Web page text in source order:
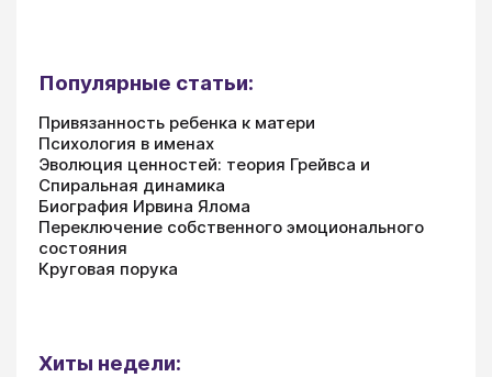
Популярные статьи:
Привязанность ребенка к матери
Психология в именах
Эволюция ценностей: теория Грейвса и
Спиральная динамика
Биография Ирвина Ялома
Переключение собственного эмоционального
состояния
Круговая порука
Хиты недели: